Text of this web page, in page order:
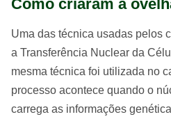
Como criaram a
Uma das técnica usadas pelos
a Transferência Nuclear da
mesma técnica foi utilizada no
processo acontece quando o
carrega as informações